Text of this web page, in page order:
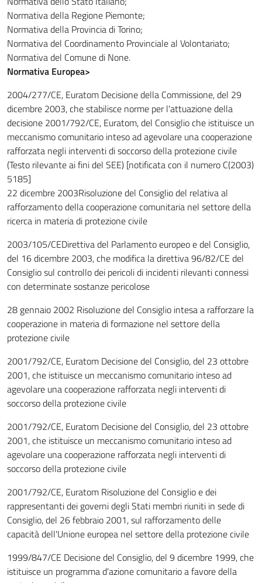
Normativa della Regione Piemonte;
Normativa della Provincia di Torino;
Normativa del Coordinamento Provinciale al Volontariato;
Normativa del Comune di None.
Normativa Europea>
2004/277/CE, Euratom Decisione della Commissione, del 29
dicembre 2003, che stabilisce norme per l'attuazione della
decisione 2001/792/CE, Euratom, del Consiglio che istituisce un
meccanismo comunitario inteso ad agevolare una cooperazione
rafforzata negli interventi di soccorso della protezione civile
(Testo rilevante ai fini del SEE) [notificata con il numero C(2003)
5185]
22 dicembre 2003Risoluzione del Consiglio del relativa al
rafforzamento della cooperazione comunitaria nel settore della
ricerca in materia di protezione civile
2003/105/CEDirettiva del Parlamento europeo e del Consiglio,
del 16 dicembre 2003, che modifica la direttiva 96/82/CE del
Consiglio sul controllo dei pericoli di incidenti rilevanti connessi
con determinate sostanze pericolose
28 gennaio 2002 Risoluzione del Consiglio intesa a rafforzare la
cooperazione in materia di formazione nel settore della
protezione civile
2001/792/CE, Euratom Decisione del Consiglio, del 23 ottobre
2001, che istituisce un meccanismo comunitario inteso ad
agevolare una cooperazione rafforzata negli interventi di
soccorso della protezione civile
2001/792/CE, Euratom Decisione del Consiglio, del 23 ottobre
2001, che istituisce un meccanismo comunitario inteso ad
agevolare una cooperazione rafforzata negli interventi di
soccorso della protezione civile
2001/792/CE, Euratom Risoluzione del Consiglio e dei
rappresentanti dei governi degli Stati membri riuniti in sede di
Consiglio, del 26 febbraio 2001, sul rafforzamento delle
capacità dell'Unione europea nel settore della protezione civile
1999/847/CE Decisione del Consiglio, del 9 dicembre 1999, che
istituisce un programma d'azione comunitario a favore della